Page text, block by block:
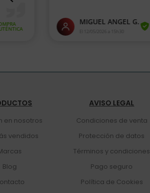
en nosotros
vendidos
Blog
AVISO LEGAL
Condiciones de venta
Protección de datos
Términos y condiciones
Pago seguro
Política de Cookies